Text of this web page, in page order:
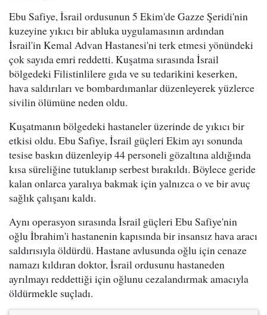
Ebu Safiye, İsrail ordusunun 5 Ekim'de Gazze Şeridi'nin
kuzeyine yıkıcı bir abluka uygulamasının ardından
İsrail'in Kemal Advan Hastanesi'ni terk etmesi yönündeki
çok sayıda emri reddetti. Kuşatma sırasında İsrail
bölgedeki Filistinlilere gıda ve su tedarikini keserken,
hava saldırıları ve bombardımanlar düzenleyerek yüzlerce
sivilin ölümüne neden oldu.
Kuşatmanın bölgedeki hastaneler üzerinde de yıkıcı bir
etkisi oldu. Ebu Safiye, İsrail güçleri Ekim ayı sonunda
tesise baskın düzenleyip 44 personeli gözaltına aldığında
kısa süreliğine tutuklanıp serbest bırakıldı. Böylece geride
kalan onlarca yaralıya bakmak için yalnızca o ve bir avuç
sağlık çalışanı kaldı.
Aynı operasyon sırasında İsrail güçleri Ebu Safiye'nin
oğlu İbrahim'i hastanenin kapısında bir insansız hava aracı
saldırısıyla öldürdü. Hastane avlusunda oğlu için cenaze
namazı kıldıran doktor, İsrail ordusunu hastaneden
ayrılmayı reddettiği için oğlunu cezalandırmak amacıyla
öldürmekle suçladı.